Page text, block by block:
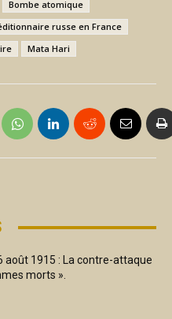
Bombe atomique
russe en France
Mata Hari
août 1915 : La contre-attaque
morts ».